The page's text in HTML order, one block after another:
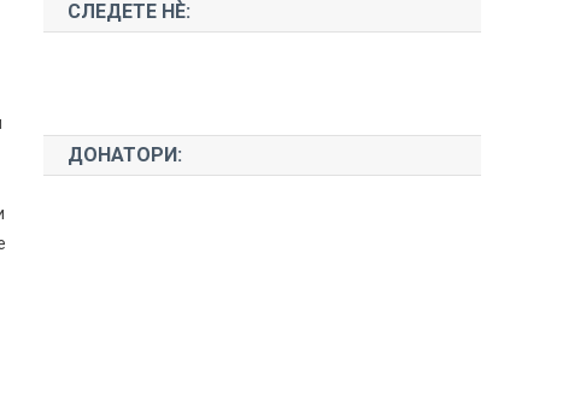
СЛЕДЕТЕ НЀ:
ДОНАТОРИ: